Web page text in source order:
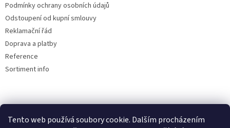
Tento web používá soubory cookie. Dalším procházením
Podmínky ochrany osobních údajů
Odstoupení od kupní smlouvy
Reklamační řád
Doprava a platby
Reference
Sortiment info
Reklamační řád